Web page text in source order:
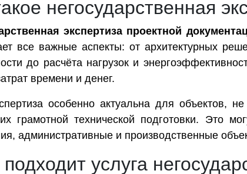
негосударственная
экспертиза проектной
все важные аспекты: от архитектурных
до расчёта нагрузок и
времени и денег.
особенно актуальна для объектов,
грамотной технической подготовки. Это
административные и производственные
услуга